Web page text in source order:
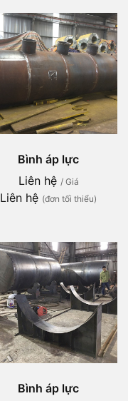
Bình áp lực
Liên hệ / Giá
Liên hệ (đơn tối thiểu)
Bình áp lực